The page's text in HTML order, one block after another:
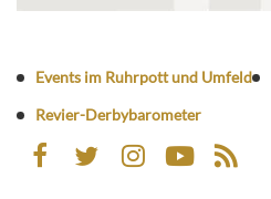
Events im Ruhrpott und Umfeld
Revier-Derbybarometer